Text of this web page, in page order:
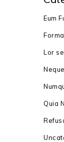
Eum
Lor
Quia